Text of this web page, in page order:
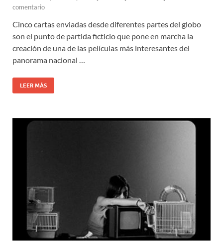
comentario
Cinco cartas enviadas desde diferentes partes del globo
son el punto de partida ficticio que pone en marcha la
creación de una de las películas más interesantes del
panorama nacional …
LEER MÁS